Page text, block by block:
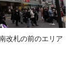
改札の前のエリア